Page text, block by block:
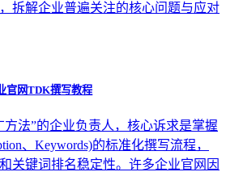
拆解企业普遍关注的核心问题与应对
官网TDK撰写教程
法”的企业负责人，核心诉求是掌握
、Keywords)的标准化撰写流程，
关键词排名稳定性。许多企业官网因